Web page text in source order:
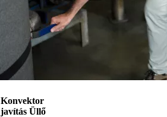
Konvektor
javítás Üllő